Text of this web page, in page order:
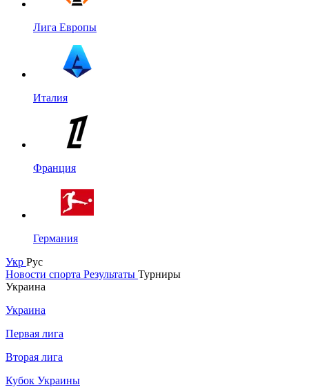
Лига Европы
Италия
Франция
Германия
Укр Рус
Новости спорта Результаты Турниры
Украина
Украина
Первая лига
Вторая лига
Кубок Украины